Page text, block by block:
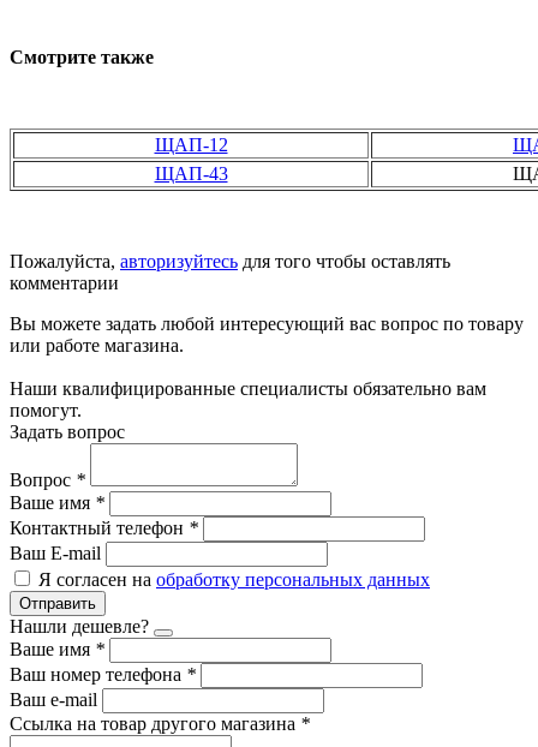
Смотрите также
ЩАП-12
ЩАП-43
Пожалуйста, авторизуйтесь для того чтобы оставлять
комментарии
Вы можете задать любой интересующий вас вопрос по товару
или работе магазина.
Наши квалифицированные специалисты обязательно вам
помогут.
Задать вопрос
Вопрос *
Ваше имя *
Контактный телефон *
Ваш E-mail
Я согласен на обработку персональных данных
Отправить
Нашли дешевле?
Ваше имя *
Ваш номер телефона *
Ваш e-mail
Ссылка на товар другого магазина *